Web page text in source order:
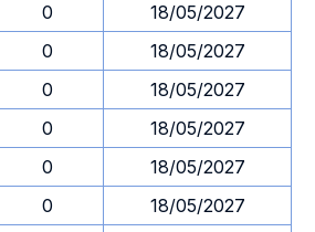
0
18/05/2027
0
18/05/2027
0
18/05/2027
0
18/05/2027
0
18/05/2027
0
18/05/2027